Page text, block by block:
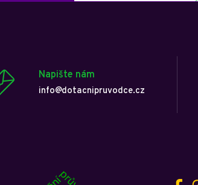
Napište nám
info@dotacnipruvodce.cz